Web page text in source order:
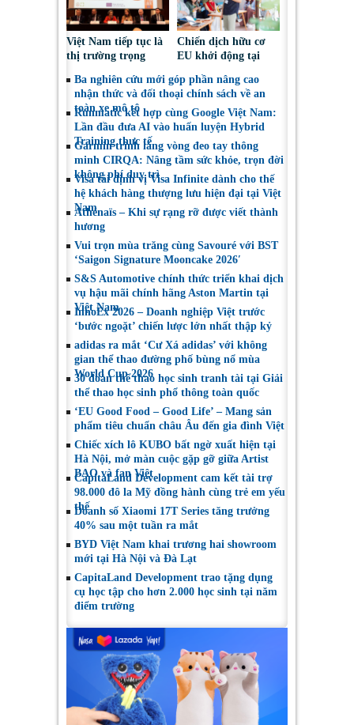
Việt Nam tiếp tục là
thị trường trọng
sản, thực phẩm Ba
Lan
Chiến dịch hữu cơ
EU khởi động tại
người tiêu dùng lựa
chọn sáng suốt
Ba nghiên cứu mới góp phần nâng cao
nhận thức và đối thoại chính sách về an
toàn xe mô tô
Runmatic kết hợp cùng Google Việt Nam:
Lần đầu đưa AI vào huấn luyện Hybrid
Training thực tế
Garmin trình làng vòng đeo tay thông
minh CIRQA: Nâng tầm sức khỏe, trọn đời
không phí duy trì
Visa tái định vị Visa Infinite dành cho thế
hệ khách hàng thượng lưu hiện đại tại Việt
Nam
Athénaïs – Khi sự rạng rỡ được viết thành
hương
Vui trọn mùa trăng cùng Savouré với BST
‘Saigon Signature Mooncake 2026′
S&S Automotive chính thức triển khai dịch
vụ hậu mãi chính hãng Aston Martin tại
Việt Nam
InnoEx 2026 – Doanh nghiệp Việt trước
‘bước ngoặt’ chiến lược lớn nhất thập kỷ
adidas ra mắt ‘Cư Xá adidas’ với không
gian thể thao đường phố bùng nổ mùa
World Cup 2026
30 đoàn thể thao học sinh tranh tài tại Giải
thể thao học sinh phổ thông toàn quốc
‘EU Good Food – Good Life’ – Mang sản
phẩm tiêu chuẩn châu Âu đến gia đình Việt
Chiếc xích lô KUBO bất ngờ xuất hiện tại
Hà Nội, mở màn cuộc gặp gỡ giữa Artist
BAO và fan Việt
CapitaLand Development cam kết tài trợ
98.000 đô la Mỹ đồng hành cùng trẻ em yếu
thế
Doanh số Xiaomi 17T Series tăng trưởng
40% sau một tuần ra mắt
BYD Việt Nam khai trương hai showroom
mới tại Hà Nội và Đà Lạt
CapitaLand Development trao tặng dụng
cụ học tập cho hơn 2.000 học sinh tại năm
điểm trường